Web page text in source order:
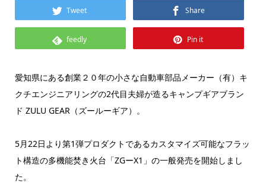
Tweet Share
feedly Pin it
愛知県にある創業２０年の小さな自動車部品メーカー（有）キ
クチエンジニアリングの2代目夫婦が造るキャンプギアブラン
ド ZULU GEAR（ズールーギア）。
5月22日より第1弾プロダクトであるカスタマイズ可能なフラッ
ト構造の多機能焚き火台「ZGーX1」の一般発売を開始しまし
た。